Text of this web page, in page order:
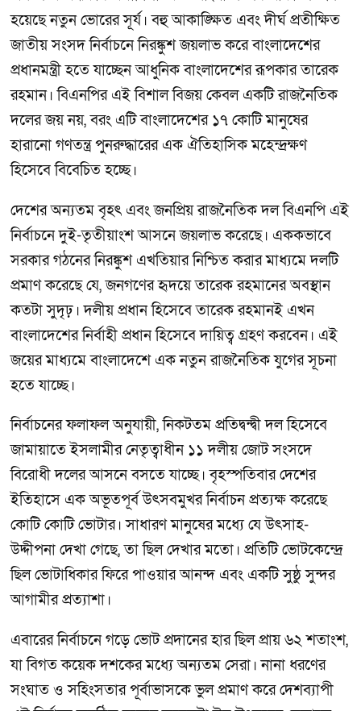
হয়েছে নতুন ভোরের সূর্য। বহু আকাঙ্ক্ষিত এবং দীর্ঘ প্রতীক্ষিত
জাতীয় সংসদ নির্বাচনে নিরঙ্কুশ জয়লাভ করে বাংলাদেশের
প্রধানমন্ত্রী হতে যাচ্ছেন আধুনিক বাংলাদেশের রূপকার তারেক
রহমান। বিএনপির এই বিশাল বিজয় কেবল একটি রাজনৈতিক
দলের জয় নয়, বরং এটি বাংলাদেশের ১৭ কোটি মানুষের
হারানো গণতন্ত্র পুনরুদ্ধারের এক ঐতিহাসিক মহেন্দ্রক্ষণ
হিসেবে বিবেচিত হচ্ছে।
দেশের অন্যতম বৃহৎ এবং জনপ্রিয় রাজনৈতিক দল বিএনপি এই
নির্বাচনে দুই-তৃতীয়াংশ আসনে জয়লাভ করেছে। এককভাবে
সরকার গঠনের নিরঙ্কুশ এখতিয়ার নিশ্চিত করার মাধ্যমে দলটি
প্রমাণ করেছে যে, জনগণের হৃদয়ে তারেক রহমানের অবস্থান
কতটা সুদৃঢ়। দলীয় প্রধান হিসেবে তারেক রহমানই এখন
বাংলাদেশের নির্বাহী প্রধান হিসেবে দায়িত্ব গ্রহণ করবেন। এই
জয়ের মাধ্যমে বাংলাদেশে এক নতুন রাজনৈতিক যুগের সূচনা
হতে যাচ্ছে।
নির্বাচনের ফলাফল অনুযায়ী, নিকটতম প্রতিদ্বন্দ্বী দল হিসেবে
জামায়াতে ইসলামীর নেতৃত্বাধীন ১১ দলীয় জোট সংসদে
বিরোধী দলের আসনে বসতে যাচ্ছে। বৃহস্পতিবার দেশের
ইতিহাসে এক অভূতপূর্ব উৎসবমুখর নির্বাচন প্রত্যক্ষ করেছে
কোটি কোটি ভোটার। সাধারণ মানুষের মধ্যে যে উৎসাহ-
উদ্দীপনা দেখা গেছে, তা ছিল দেখার মতো। প্রতিটি ভোটকেন্দ্রে
ছিল ভোটাধিকার ফিরে পাওয়ার আনন্দ এবং একটি সুষ্ঠু সুন্দর
আগামীর প্রত্যাশা।
এবারের নির্বাচনে গড়ে ভোট প্রদানের হার ছিল প্রায় ৬২ শতাংশ,
যা বিগত কয়েক দশকের মধ্যে অন্যতম সেরা। নানা ধরণের
সংঘাত ও সহিংসতার পূর্বাভাসকে ভুল প্রমাণ করে দেশব্যাপী